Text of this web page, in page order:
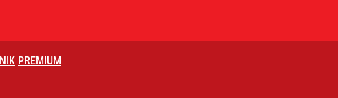
PREMIUM
o przywróceniu CPN